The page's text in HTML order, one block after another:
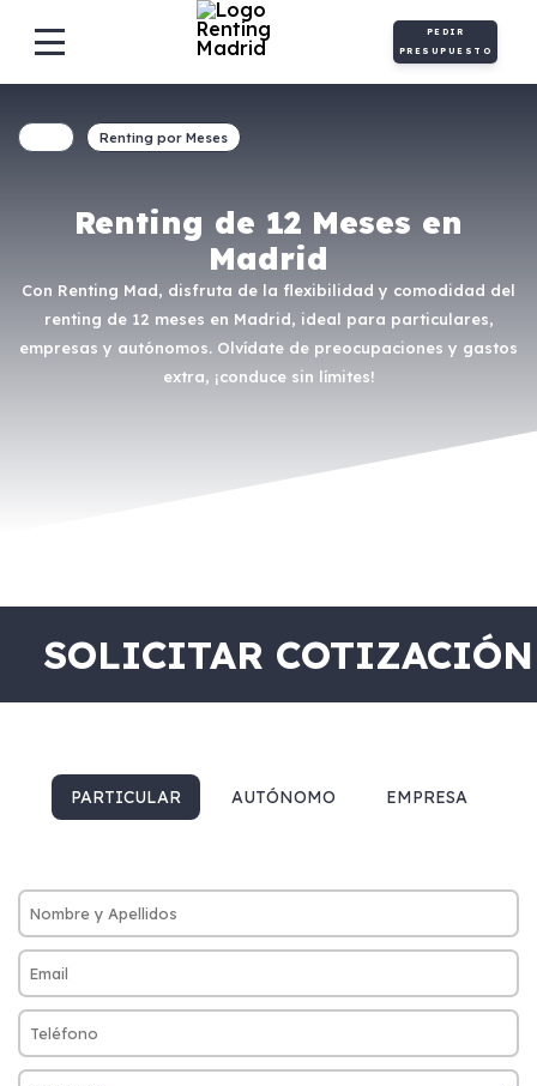
PEDIR
PRESUPUESTO
Renting de 12 Meses en
Madrid
Con Renting Mad, disfruta de la flexibilidad y comodidad del
renting de 12 meses en Madrid, ideal para particulares,
empresas y autónomos. Olvídate de preocupaciones y gastos
extra, ¡conduce sin límites!
Renting por Meses
SOLICITAR COTIZACIÓN
PARTICULAR AUTÓNOMO EMPRESA